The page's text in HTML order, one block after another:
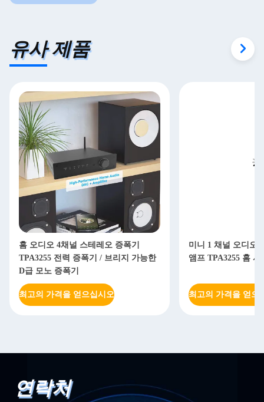
유사 제품
홈 오디오 4채널 스테레오 증폭기
TPA3255 전력 증폭기 / 브리지 가능한
D급 모노 증폭기
최고의 가격을 얻으십시오
미니 1 채널 오디오
앰프 TPA3255 홈
최고의 가격을 얻으
연락처